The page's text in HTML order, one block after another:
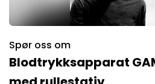
Spør oss om
Blodtrykksapparat